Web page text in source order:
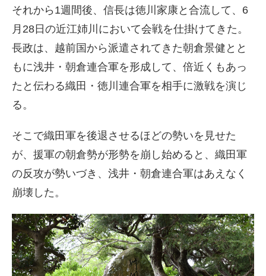
それから1週間後、信長は徳川家康と合流して、6
月28日の近江姉川において会戦を仕掛けてきた。
長政は、越前国から派遣されてきた朝倉景健とと
もに浅井・朝倉連合軍を形成して、倍近くもあっ
たと伝わる織田・徳川連合軍を相手に激戦を演じ
る。
そこで織田軍を後退させるほどの勢いを見せた
が、援軍の朝倉勢が形勢を崩し始めると、織田軍
の反攻が勢いづき、浅井・朝倉連合軍はあえなく
崩壊した。